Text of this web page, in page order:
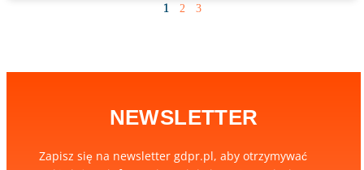
1 2 3
NEWSLETTER
Zapisz się na newsletter gdpr.pl, aby otrzymywać